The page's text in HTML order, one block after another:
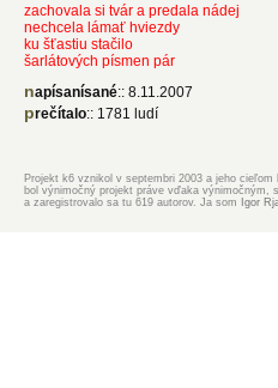
zachovala si tvár a predala nádej
nechcela lámať hviezdy
ku šťastiu stačilo
šarlátových písmen pár
napísanísané:: 8.11.2007
prečítalo:: 1781 ludí
Projekt k6 vznikol v septembri 2003 a jeho
bol výnimočný projekt práve vďaka výnimočným,
a zaregistrovalo sa tu 619 autorov. Ja som
Igor